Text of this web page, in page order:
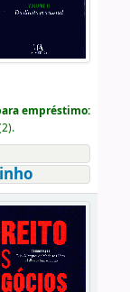
empréstimo: